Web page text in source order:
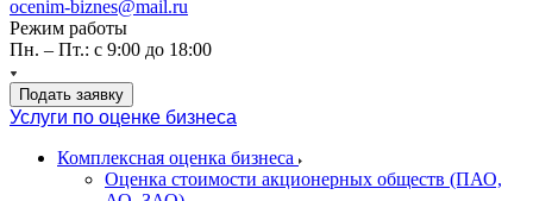
ocenim-biznes@mail.ru
Режим работы
Пн. – Пт.: с 9:00 до 18:00
Подать заявку
Услуги по оценке бизнеса
Комплексная оценка бизнеса
Оценка стоимости акционерных обществ (ПАО,